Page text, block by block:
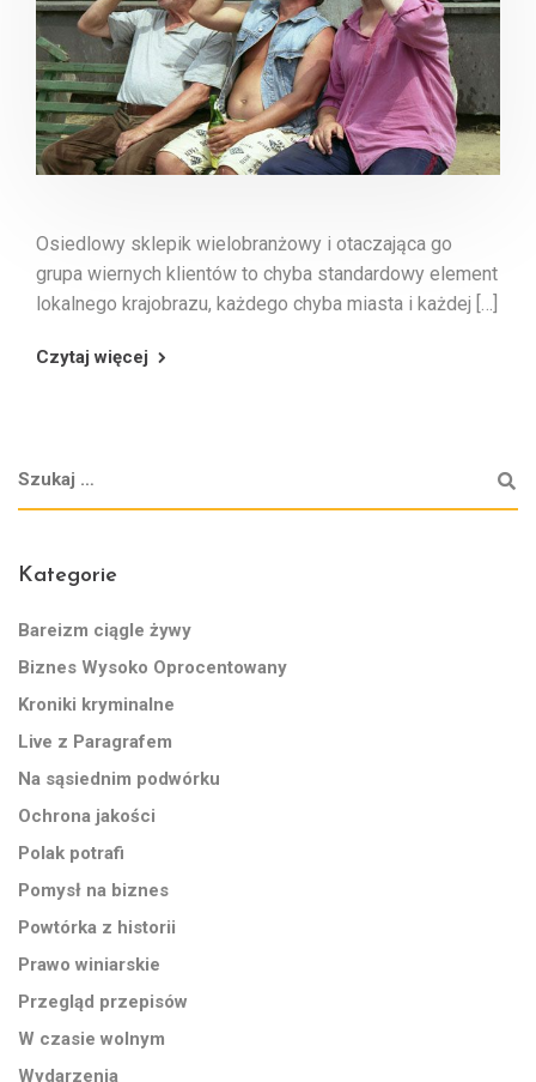
Osiedlowy sklepik wielobranżowy i otaczająca go
grupa wiernych klientów to chyba standardowy element
lokalnego krajobrazu, każdego chyba miasta i każdej […]
Czytaj więcej
Kategorie
Bareizm ciągle żywy
Biznes Wysoko Oprocentowany
Kroniki kryminalne
Live z Paragrafem
Na sąsiednim podwórku
Ochrona jakości
Polak potrafi
Pomysł na biznes
Powtórka z historii
Prawo winiarskie
Przegląd przepisów
W czasie wolnym
Wydarzenia